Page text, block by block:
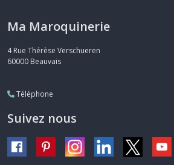
Ma Maroquinerie
4 Rue Thérèse Verschueren
60000 Beauvais
Téléphone
Suivez nous